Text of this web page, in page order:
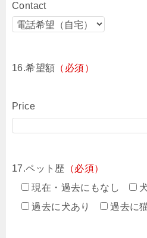
Contact
16.希望額 （必須）
Price
17.ペット歴 （必須）
現在・過去にもなし
過去に犬あり
過去に